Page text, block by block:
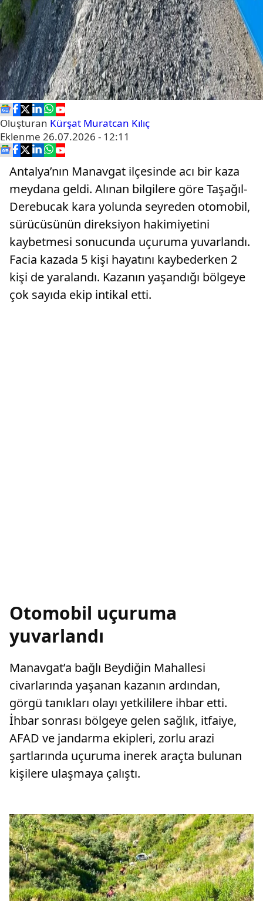
Oluşturan Kürşat Muratcan Kılıç
Eklenme 26.07.2026 - 12:11
Antalya’nın Manavgat ilçesinde acı bir kaza
meydana geldi. Alınan bilgilere göre Taşağıl-
Derebucak kara yolunda seyreden otomobil,
sürücüsünün direksiyon hakimiyetini
kaybetmesi sonucunda uçuruma yuvarlandı.
Facia kazada 5 kişi hayatını kaybederken 2
kişi de yaralandı. Kazanın yaşandığı bölgeye
çok sayıda ekip intikal etti.
Otomobil uçuruma
yuvarlandı
Manavgat’a bağlı Beydiğin Mahallesi
civarlarında yaşanan kazanın ardından,
görgü tanıkları olayı yetkililere ihbar etti.
İhbar sonrası bölgeye gelen sağlık, itfaiye,
AFAD ve jandarma ekipleri, zorlu arazi
şartlarında uçuruma inerek araçta bulunan
kişilere ulaşmaya çalıştı.